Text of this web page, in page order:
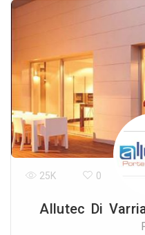
Allutec Di
25K 0